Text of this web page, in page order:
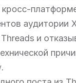
аудитории
и